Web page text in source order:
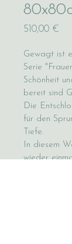
510,00 €
Gewagt ist
Serie
Schönheit
bereit sind
Die
für den
Tiefe.
In diesem
wieder